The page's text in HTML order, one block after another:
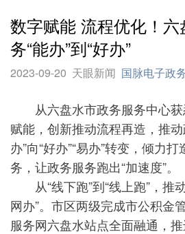
数字赋能 流程优化！
务“能办”到“好办”
2023-09-20 天眼新闻 国脉电子政
从六盘水市政务服务中心获
赋能，创新推动流程再造，推动
办”向“好办”“易办”转变，倾力
务，让政务服务跑出“加速度”。
从“线下跑”到“线上跑”，推
网办”。市区两级完成市公积金
服务网六盘水站点全面融通，推